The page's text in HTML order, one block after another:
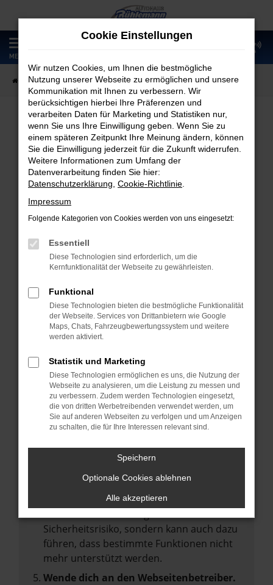
Zum
Hauptinhalt
springen
MENÜ
Startseite Fahrzeugangebote Fahrzeugmarkt
Fahrzeugmarkt
Fehler: Network Error
Beim Laden ist ein Fehler aufgetreten.
Hier sind ein paar Tipps, die dir helfen können:
Überprüfe deine Firewall und deine
Laden andere Webseiten, zum Beispiel
deine Suchmaschine?
Prüfe deine Browsererweiterungen.
Manche Erweiterungen, wie Werbeblocker,
können das Laden bestimmter Seiten
verhindern. Funktioniert die Seite in einem
anderen Browser oder in einem privaten
Fenster?
Starte dein Gerät neu.
vorübergehende Probleme zu beheben.
Betriebssystem auf dem neuesten Stand
Veraltete Software birgt nicht nur ein
Sicherheitsrisiko, sondern kann auch dazu
führen, dass bestimmte Funktionen nicht
mehr unterstützt werden.
Wende dich an den Webseitenbetreiber.
Cookie Einstellungen
Wir nutzen Cookies, um Ihnen die bestmögliche
Nutzung unserer Webseite zu ermöglichen und unsere
Kommunikation mit Ihnen zu verbessern. Wir
berücksichtigen hierbei Ihre Präferenzen und
verarbeiten Daten für Marketing und Statistiken nur,
wenn Sie uns Ihre Einwilligung geben. Wenn Sie zu
einem späteren Zeitpunkt Ihre Meinung ändern, können
Sie die Einwilligung jederzeit für die Zukunft widerrufen.
Weitere Informationen zum Umfang der
Datenverarbeitung finden Sie hier:
Datenschutzerklärung Cookie-Richtlinie
Impressum
Folgende Kategorien von Cookies werden von uns eingesetzt:
Essentiell
Diese Technologien sind erforderlich, um die
Kernfunktionalität der Webseite zu gewährleisten.
Funktional
Diese Technologien bieten die bestmögliche Funktionalität
der Webseite. Services von Drittanbietern wie Google
Maps, Chats, Fahrzeugbewertungssystem und weitere
werden aktiviert.
Statistik und Marketing
Diese Technologien ermöglichen es uns, die Nutzung der
Webseite zu analysieren, um die Leistung zu messen und
zu verbessern. Zudem werden Technologien eingesetzt,
die von dritten Werbetreibenden verwendet werden, um
Sie auf anderen Webseiten zu verfolgen und um Anzeigen
zu schalten, die für Ihre Interessen relevant sind.
Speichern
Optionale Cookies ablehnen
Alle akzeptieren